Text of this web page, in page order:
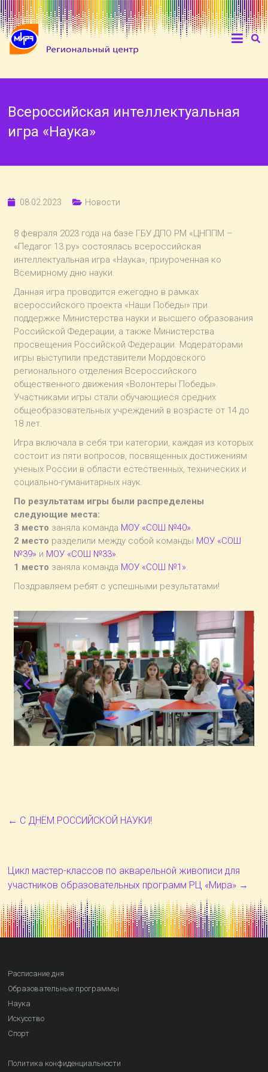
Всероссийская интеллектуальная
игра «Наука»
08.02.2023 Новости
8 февраля 2023 года на базе ГБУ ДПО РМ «ЦНППМ –
«Педагог 13.ру» состоялась всероссийская
интеллектуальная игра «Наука», приуроченная ко
Всемирному дню науки.
Данная игра проводится ежегодно в рамках
всероссийского проекта «Наши Победы» при
поддержке Министерства науки и высшего образования
Российской Федерации, а также Министерства
просвещения Российской Федерации. Модераторами
игры выступили представители Мордовского
регионального отделения Всероссийского
общественного движения «Волонтеры Победы».
Участниками игры стали обучающиеся средних
общеобразовательных учреждений в возрасте от 14 до
18 лет.
Игра включала в себя три категории, каждая из которых
состоит из пяти вопросов, посвященных достижениям
ученых России в области естественных, технических и
социально-гуманитарных наук.
По результатам игры были распределены
следующие места:
3 место заняла команда МОУ «СОШ №40».
2 место разделили между собой команды МОУ «СОШ
№39» и МОУ «СОШ №33».
1 место заняла команда МОУ «СОШ №1».
Поздравляем ребят с успешными результатами!
← С ДНЁМ РОССИЙСКОЙ НАУКИ!
Цикл мастер-классов по акварельной живописи для
участников образовательных программ РЦ «Мира» →
Расписание дня
Образовательные программы
Наука
Искусство
Спорт
Политика конфиденциальности